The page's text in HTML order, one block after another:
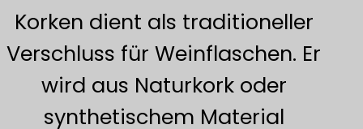
Korken dient als traditioneller
Verschluss für Weinflaschen. Er
wird aus Naturkork oder
synthetischem Material